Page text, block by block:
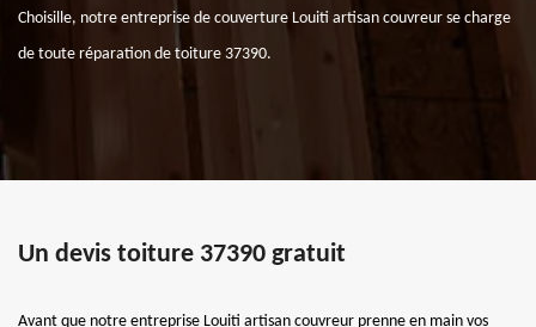
Choisille, notre entreprise de couverture Louiti artisan couvreur se charge
de toute réparation de toiture 37390.
Un devis toiture 37390 gratuit
Avant que notre entreprise Louiti artisan couvreur prenne en main vos